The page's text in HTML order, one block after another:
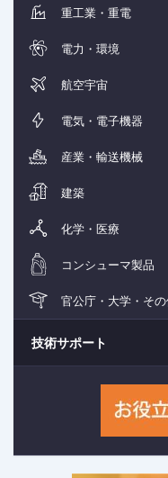
重工業・重電
電力・環境
航空宇宙
電気・電子機器
産業・輸送機械
建築
化学・医療
コンシューマ製品
官公庁・大学・そ
技術サポート